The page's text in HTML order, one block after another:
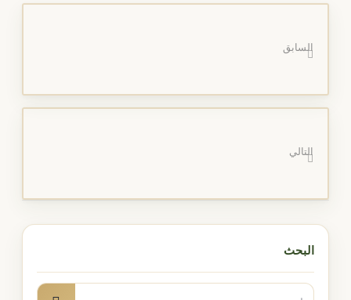
السابق
التالي
البحث
البحث